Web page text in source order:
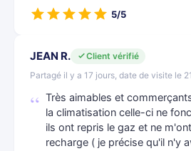
5/5
JEAN R.
Client vérifié
Partagé il y a 17 jours, date de visite le
Très aimables et
la climatisation celle-ci ne
ils ont repris le gaz et ne
recharge ( je précise qu'il n'y